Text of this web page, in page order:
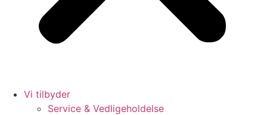
Vi tilbyder
Service & Vedligeholdelse